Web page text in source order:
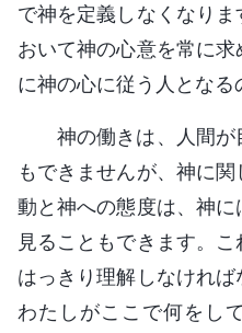
で神を定義しなくなり
おいて神の心意を常に
に神の心に従う人となる
神の働きは、人間が
もできませんが、神に
動と神への態度は、神に
見ることもできます。こ
はっきり理解しなけれ
わたしがここで何をし